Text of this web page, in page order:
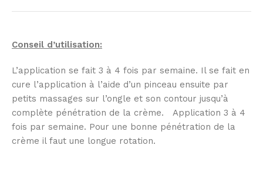
Conseil d’utilisation:
L’application se fait 3 à 4 fois par semaine. Il se fait en
cure l’application à l’aide d’un pinceau ensuite par
petits massages sur l’ongle et son contour jusqu’à
complète pénétration de la crème. Application 3 à 4
fois par semaine. Pour une bonne pénétration de la
crème il faut une longue rotation.